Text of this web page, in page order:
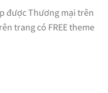
được Thương mại trên
trang có FREE theme